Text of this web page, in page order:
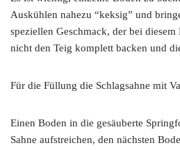
Auskühlen nahezu “keksig” und
speziellen Geschmack, der bei
nicht den Teig komplett backen und
Für die Füllung die Schlagsahne mit
Einen Boden in die gesäuberte
Sahne aufstreichen, den nächsten